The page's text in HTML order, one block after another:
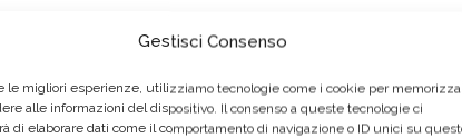
Gestisci Consenso
le migliori esperienze, utilizziamo tecnologie come i cookie per
alle informazioni del dispositivo. Il consenso a queste tecnologie ci
di elaborare dati come il comportamento di navigazione o ID unici su
la vostra partecipazione entro il 30 gennaio
il modulo